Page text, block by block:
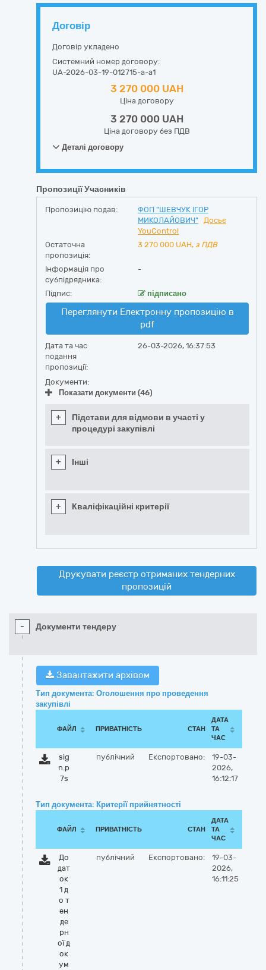
Договір
Договір укладено
Системний номер договору:
UA-2026-03-19-012715-a-a1
3 270 000 UAH
Ціна договору
3 270 000 UAH
Ціна договору без ПДВ
Деталі договору
Пропозиції Учасників
Пропозицію подав:
ФОП "ШЕВЧУК ІГОР
МИКОЛАЙОВИЧ"
Досьє
YouControl
Остаточна
пропозиція:
3 270 000 UAH, з ПДВ
Інформація про
субпідрядника:
-
Підпис: підписано
Переглянути Електронну пропозицію в
pdf
Дата та час
подання
пропозиції:
26-03-2026, 16:37:53
Документи:
Показати документи (46)
+
Підстави для відмови в участі у
процедурі закупівлі
+ Інші
+ Кваліфікаційні критерії
Друкувати реєстр отриманих тендерних
пропозицій
- Документи тендеру
Завантажити архівом
Тип документа: Оголошення про проведення
закупівлі
ФАЙЛ ПРИВАТНІСТЬ СТАН
ДАТА
ТА
ЧАС
sig
n.p
7s
публічний Експортовано:
19-03-
2026,
16:12:17
Тип документа: Критерії прийнятності
ФАЙЛ ПРИВАТНІСТЬ СТАН
ДАТА
ТА
ЧАС
До
дат
ок
1 д
о т
ен
де
рн
ої д
ок
ум
публічний Експортовано:
19-03-
2026,
16:11:25